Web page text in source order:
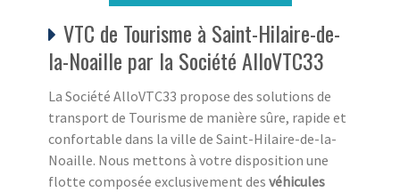
VTC de Tourisme à Saint-Hilaire-de-
la-Noaille par la Société AlloVTC33
La Société AlloVTC33 propose des solutions de
transport de Tourisme de manière sûre, rapide et
confortable dans la ville de Saint-Hilaire-de-la-
Noaille. Nous mettons à votre disposition une
flotte composée exclusivement des véhicules